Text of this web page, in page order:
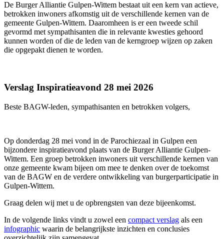
De Burger Alliantie Gulpen-Wittem bestaat uit een kern van actieve,
betrokken inwoners afkomstig uit de verschillende kernen van de
gemeente Gulpen-Wittem. Daaromheen is er een tweede schil
gevormd met sympathisanten die in relevante kwesties gehoord
kunnen worden of die de leden van de kerngroep wijzen op zaken
die opgepakt dienen te worden.
Verslag Inspiratieavond 28 mei 2026
Beste BAGW-leden, sympathisanten en betrokken volgers,
Op donderdag 28 mei vond in de Parochiezaal in Gulpen een
bijzondere inspiratieavond plaats van de Burger Alliantie Gulpen-
Wittem. Een groep betrokken inwoners uit verschillende kernen van
onze gemeente kwam bijeen om mee te denken over de toekomst
van de BAGW en de verdere ontwikkeling van burgerparticipatie in
Gulpen-Wittem.
Graag delen wij met u de opbrengsten van deze bijeenkomst.
In de volgende links vindt u zowel een compact verslag als een
infographic waarin de belangrijkste inzichten en conclusies